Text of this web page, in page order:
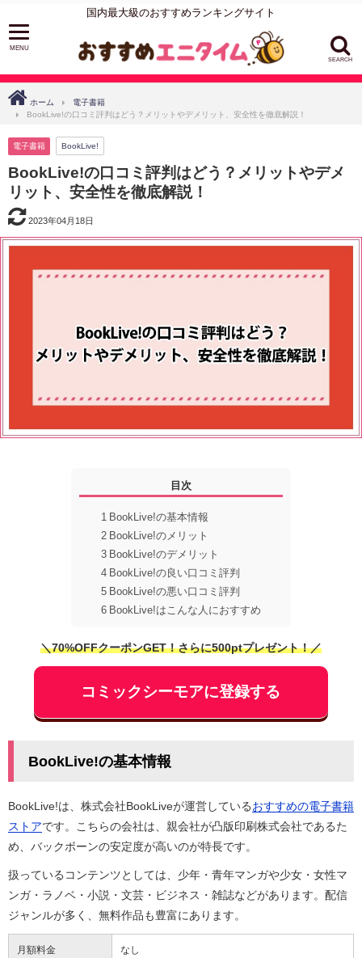
国内最大級のおすすめランキングサイト
SEARCH
ホーム
電子書籍
BookLive!の口コミ評判はどう？メリットやデメリット、安全性を徹底解説！
電子書籍 BookLive!
BookLive!の口コミ評判はどう？メリットやデメ
リット、安全性を徹底解説！
2023年04月18日
目次
1
BookLive!の基本情報
2BookLive!のメリット
3BookLive!のデメリット
4BookLive!の良い口コミ評判
5BookLive!の悪い口コミ評判
6BookLive!はこんな人におすすめ
＼70%OFFクーポンGET！さらに500ptプレゼント！／
コミックシーモアに登録する
BookLive!の基本情報
BookLive!は、株式会社BookLiveが運営している おすすめの電子書籍
ストアです。こちらの会社は、親会社が凸版印刷株式会社であるた
め、バックボーンの安定度が高いのが特長です。
扱っているコンテンツとしては、少年・青年マンガや少女・女性マ
ンガ・ラノベ・小説・文芸・ビジネス・雑誌などがあります。配信
ジャンルが多く、無料作品も豊富にあります。
月額料金 なし